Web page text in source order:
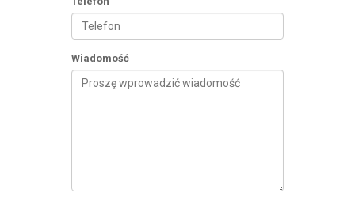
Wiadomość